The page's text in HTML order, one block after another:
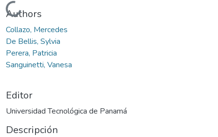
Cargando...
Authors
Collazo, Mercedes
De Bellis, Sylvia
Perera, Patricia
Sanguinetti, Vanesa
Editor
Universidad Tecnológica de Panamá
Descripción